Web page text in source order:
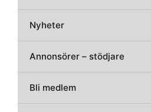
Nyheter
Annonsörer – stödjare
Bli medlem